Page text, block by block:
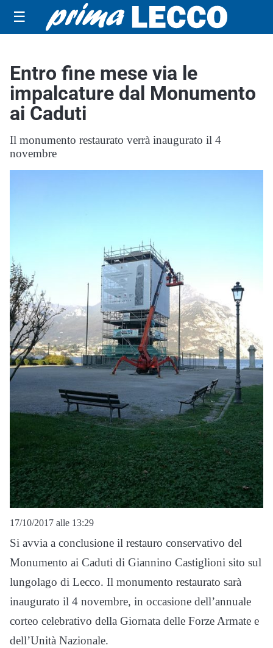
☰
Entro fine mese via le
impalcature dal Monumento
ai Caduti
Il monumento restaurato verrà inaugurato il 4
novembre
17/10/2017 alle 13:29
Si avvia a conclusione il restauro conservativo del
Monumento ai Caduti di Giannino Castiglioni sito sul
lungolago di Lecco. Il monumento restaurato sarà
inaugurato il 4 novembre, in occasione dell’annuale
corteo celebrativo della Giornata delle Forze Armate e
dell’Unità Nazionale.